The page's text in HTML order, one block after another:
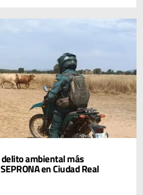
ambiental más
en Ciudad Real